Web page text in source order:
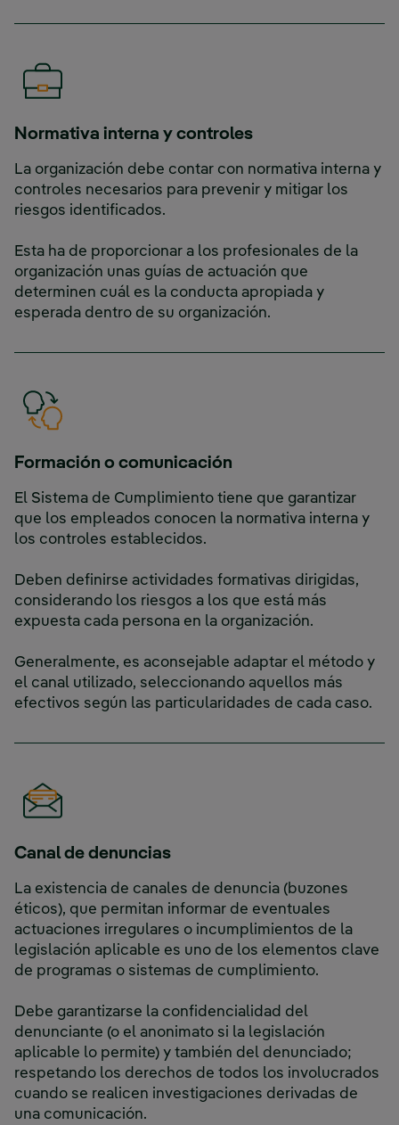
Normativa interna y controles
La organización debe contar con normativa interna y
controles necesarios para prevenir y mitigar los
riesgos identificados.
Esta ha de proporcionar a los profesionales de la
organización unas guías de actuación que
determinen cuál es la conducta apropiada y
esperada dentro de su organización.
Formación o comunicación
El Sistema de Cumplimiento tiene que garantizar
que los empleados conocen la normativa interna y
los controles establecidos.
Deben definirse actividades formativas dirigidas,
considerando los riesgos a los que está más
expuesta cada persona en la organización.
Generalmente, es aconsejable adaptar el método y
el canal utilizado, seleccionando aquellos más
efectivos según las particularidades de cada caso.
Canal de denuncias
La existencia de canales de denuncia (buzones
éticos), que permitan informar de eventuales
actuaciones irregulares o incumplimientos de la
legislación aplicable es uno de los elementos clave
de programas o sistemas de cumplimiento.
Debe garantizarse la confidencialidad del
denunciante (o el anonimato si la legislación
aplicable lo permite) y también del denunciado;
respetando los derechos de todos los involucrados
cuando se realicen investigaciones derivadas de
una comunicación.